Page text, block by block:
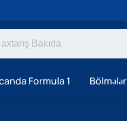
Formula 1 Bölmələr